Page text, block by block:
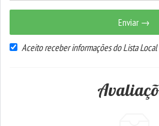
Enviar →
Aceito receber informações do Lista